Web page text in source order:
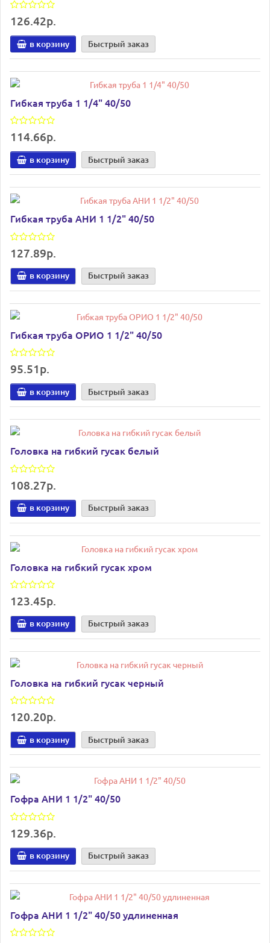
126.42р.
в корзину Быстрый заказ
Гибкая труба 1 1/4" 40/50
114.66р.
в корзину Быстрый заказ
Гибкая труба АНИ 1 1/2" 40/50
127.89р.
в корзину Быстрый заказ
Гибкая труба ОРИО 1 1/2" 40/50
95.51р.
в корзину Быстрый заказ
Головка на гибкий гусак белый
108.27р.
в корзину Быстрый заказ
Головка на гибкий гусак хром
123.45р.
в корзину Быстрый заказ
Головка на гибкий гусак черный
120.20р.
в корзину Быстрый заказ
Гофра АНИ 1 1/2" 40/50
129.36р.
в корзину Быстрый заказ
Гофра АНИ 1 1/2" 40/50 удлиненная